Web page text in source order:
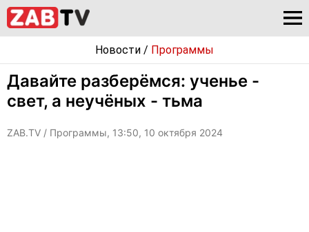
Новости / Программы
Давайте разберёмся: ученье -
свет, а неучёных - тьма
ZAB.TV / Программы, 13:50, 10 октября 2024